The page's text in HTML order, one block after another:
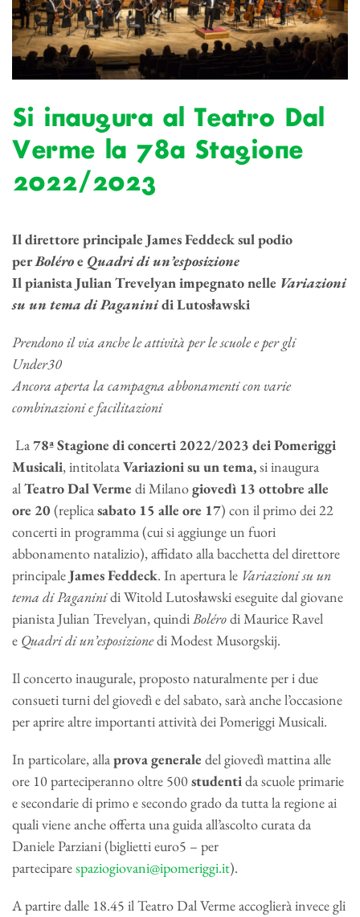
Si inaugura al Teatro Dal
Verme la 78a Stagione
2022/2023
Il direttore principale James Feddeck sul podio
perBoléroe Quadri di un’esposizione
Il pianista Julian Trevelyan impegnato nelle Variazioni
su un tema di Paganinidi Lutosławski
Prendono il via anche le attività per le scuole e per gli
Under30
Ancora aperta la campagna abbonamenti con varie
combinazioni e facilitazioni
La78ª Stagione di concerti 2022/2023 dei Pomeriggi
Musicali, intitolataVariazioni su un tema,si inaugura
alTeatro Dal Verme di Milanogiovedì 13 ottobre alle
ore 20 (replicasabato 15 alle ore 17) con il primo dei 22
concerti in programma (cui si aggiunge un fuori
abbonamento natalizio), affidato alla bacchetta del direttore
principaleJames Feddeck. In apertura le Variazioni su un
tema di Paganinidi Witold Lutosławski eseguite dal giovane
pianista Julian Trevelyan, quindiBolérodi Maurice Ravel
e Quadri di un’esposizionedi Modest Musorgskij.
Il concerto inaugurale, proposto naturalmente per i due
consueti turni del giovedì e del sabato, sarà anche l’occasione
per aprire altre importanti attività dei Pomeriggi Musicali.
In particolare, allaprova generale del giovedì mattina alle
ore 10 parteciperanno oltre 500studentida scuole primarie
e secondarie di primo e secondo grado da tutta la regione ai
quali viene anche offerta una guida all’ascolto curata da
Daniele Parziani (biglietti euro5 – per
parteciparespaziogiovani@ipomeriggi.it).
A partire dalle 18.45 il Teatro Dal Verme accoglierà invece gli